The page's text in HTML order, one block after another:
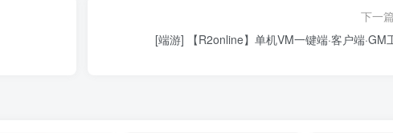
下一篇
[端游] 【R2online】单机VM一键端·客户端·GM